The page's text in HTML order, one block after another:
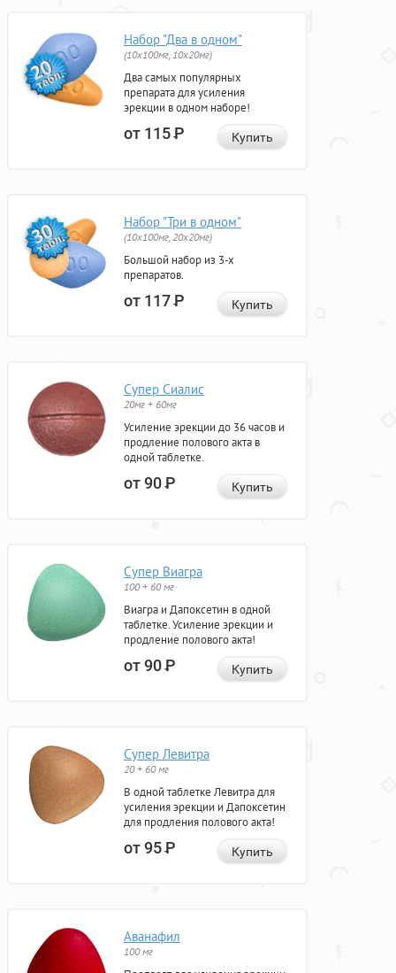
Набор "Два в одном"
(10x100мг, 10x20мг)
Два самых популярных
препарата для усиления
эрекции в одном наборе!
от 115Р Купить
Набор "Три в одном"
(10x100мг, 20x20мг)
Большой набор из 3-х
препаратов.
от 117Р Купить
Супер Сиалис
20мг + 60мг
Усиление эрекции до 36 часов и
продление полового акта в
одной таблетке.
от 90Р Купить
Супер Виагра
100 + 60 мг
Виагра и Дапоксетин в одной
таблетке. Усиление эрекции и
продление полового акта!
от 90Р Купить
Супер Левитра
20 + 60 мг
В одной таблетке Левитра для
усиления эрекции и Дапоксетин
для продления полового акта!
от 95Р Купить
Аванафил
100 мг